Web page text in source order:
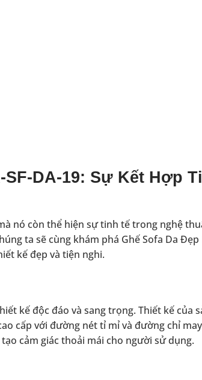
DA-19: Sự Kết Hợp
nó còn thể hiện sự tinh tế trong nghệ
ta sẽ cùng khám phá Ghế Sofa Da Đẹp
kế đẹp và tiện nghi.
kế độc đáo và sang trọng. Thiết kế của
cấp với đường nét tỉ mỉ và đường chỉ
cảm giác thoải mái cho người sử dụng.